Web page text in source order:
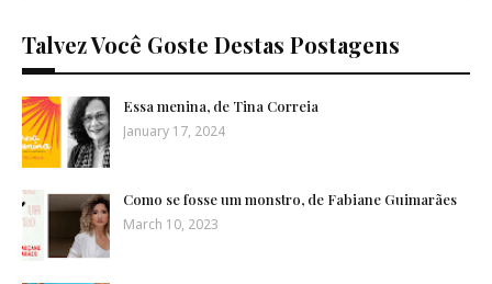
Talvez Você Goste Destas Postagens
Essa menina, de Tina Correia
January 17, 2024
Como se fosse um monstro, de Fabiane Guimarães
March 10, 2023